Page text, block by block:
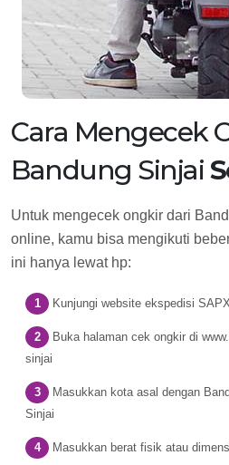
Cara Mengecek
Bandung Sinjai
Untuk mengecek ongkir dari
online, kamu bisa mengikuti
ini hanya lewat hp:
Kunjungi website ekspedisi
Buka halaman cek ongkir di
sinjai
Masukkan kota asal dengan
Sinjai
Masukkan berat fisik atau